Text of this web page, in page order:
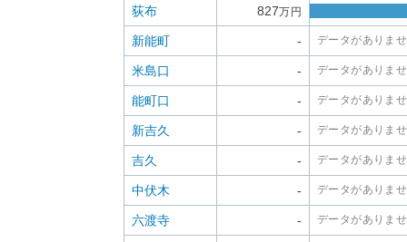
荻布 827万円
新能町 - データがありま
米島口 - データがありま
能町口 - データがありま
新吉久 - データがありま
吉久 - データがありま
中伏木 - データがありま
六渡寺 - データがありま